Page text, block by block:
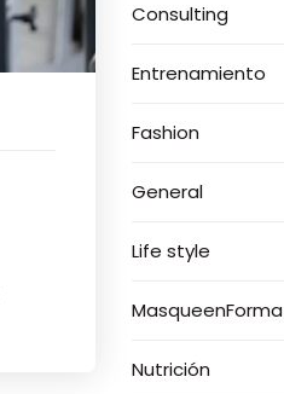
Consulting
Entrenamiento
Fashion
General
Life style
MasqueenForma
Nutrición